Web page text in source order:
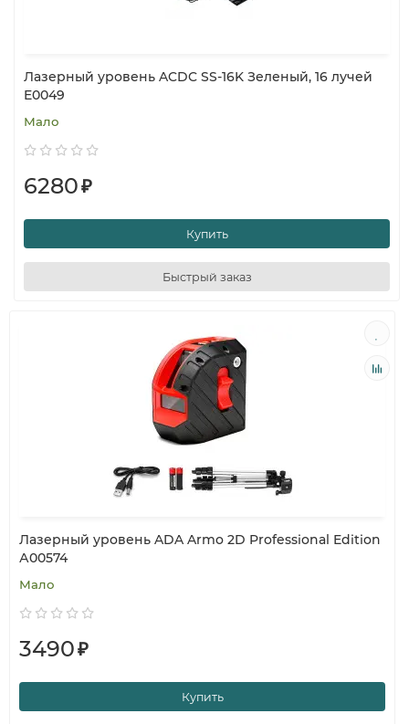
Лазерный уровень ACDC SS-16K Зеленый, 16 лучей
E0049
Мало
6280₽
Купить
Быстрый заказ
Лазерный уровень ADA Armo 2D Professional Edition
А00574
Мало
3490₽
Купить